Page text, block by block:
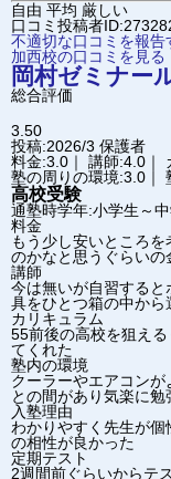
自由 平均 厳しい
口コミ投稿者
不適切な口コミを報告
加西校の口コミを見る
岡村ゼミナー
総合評価
3.50
投稿:2026/3 保護者
料金:3.0｜ 講師:4.0｜
塾の周りの環境:3.0｜
高校受験
通塾時学年:小学生～
料金
もう少し安いところ
のかなと思うぐらいの
講師
今は無いが自習する
具をひとつ箱の中から
カリキュラム
55前後の高校を狙え
てくれた
塾内の環境
クーラーやエアコン
との間があり気楽に勉
入塾理由
わかりやすく先生が
の相性が良かった
定期テスト
2週間前ぐらいからテ